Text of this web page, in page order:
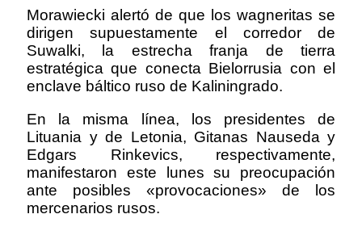
Morawiecki alertó de que los wagneritas se
dirigen supuestamente el corredor de
Suwalki, la estrecha franja de tierra
estratégica que conecta Bielorrusia con el
enclave báltico ruso de Kaliningrado.
En la misma línea, los presidentes de
Lituania y de Letonia, Gitanas Nauseda y
Edgars Rinkevics, respectivamente,
manifestaron este lunes su preocupación
ante posibles «provocaciones» de los
mercenarios rusos.